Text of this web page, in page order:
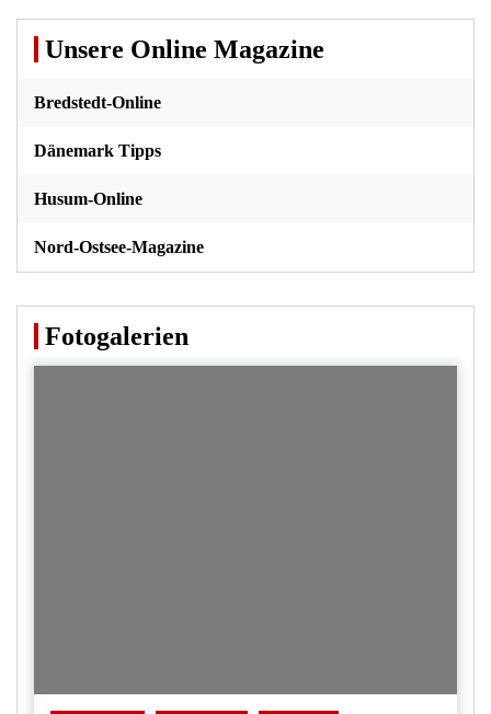
Unsere Online Magazine
Bredstedt-Online
Dänemark Tipps
Husum-Online
Nord-Ostsee-Magazine
Fotogalerien